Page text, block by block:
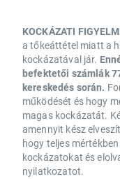
KOCKÁZATI
a tőkeáttétel miatt a
kockázatával jár.
befektetői számlák
kereskedés során.
működését és hogy
magas kockázatát.
amennyit kész
hogy teljes
kockázatokat és
nyilatkozatot.